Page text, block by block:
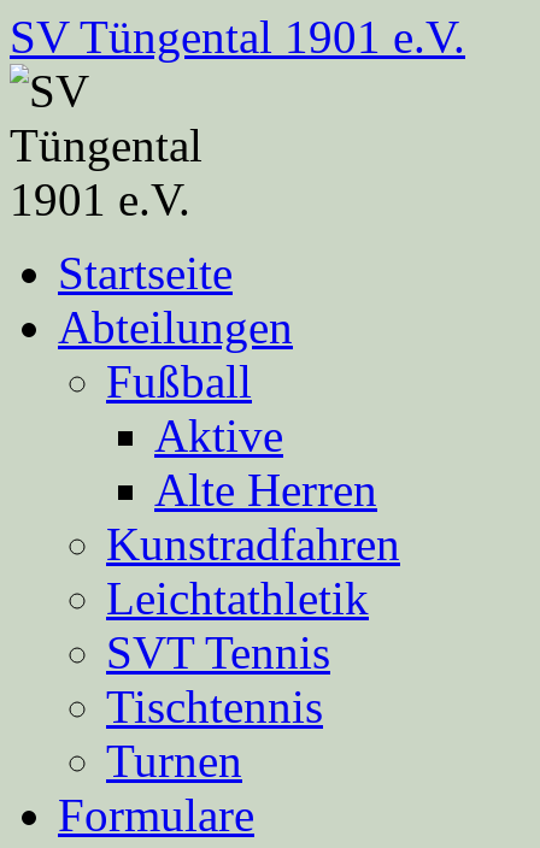
Zum
Inhalt
springen
SV Tüngental 1901 e.V.
Startseite
Abteilungen
Fußball
Aktive
Alte Herren
Kunstradfahren
Leichtathletik
SVT Tennis
Tischtennis
Turnen
Formulare